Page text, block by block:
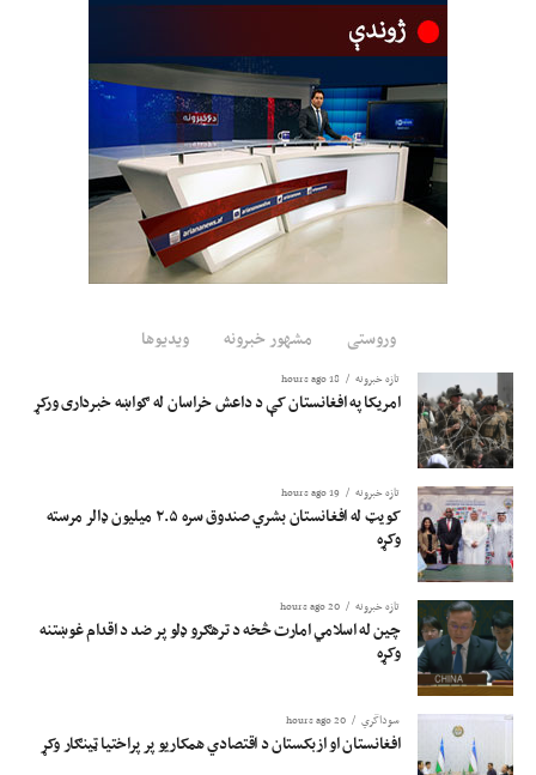
وروستی مشهور خبرونه ویدیوها
تازه خبرونه 18 hours ago
امریکا په افغانستان کې د داعش خراسان له ګواښه خبرداری ورکړ
تازه خبرونه 19 hours ago
کویټ له افغانستان بشري صندوق سره ۲.۵ میلیون ډالر مرسته
وکړه
تازه خبرونه 20 hours ago
چین له اسلامي امارت څخه د ترهګرو ډلو پر ضد د اقدام غوښتنه
وکړه
سوداگري 20 hours ago
افغانستان او ازبکستان د اقتصادي همکاریو پر پراختیا ټینګار وکړ